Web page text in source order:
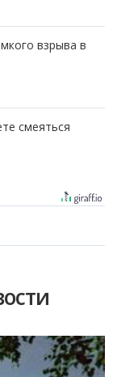
взрыва в
смеяться